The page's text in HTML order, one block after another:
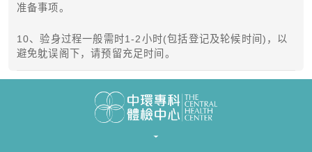
准备事项。
10、验身过程一般需时1-2小时(包括登记及轮候时间)，以
避免躭误阁下，请预留充足时间。